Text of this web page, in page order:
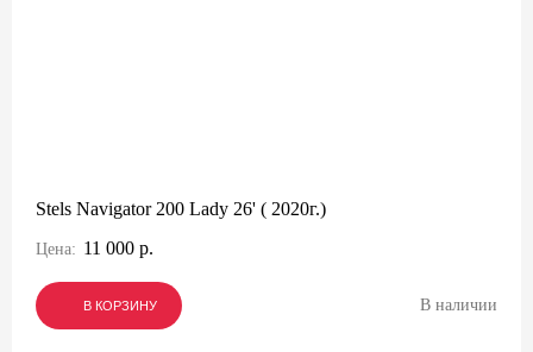
Stels Navigator 200 Lady 26' ( 2020г.)
Цена: 11 000 р.
В КОРЗИНУ
В КОРЗИНУ
В КОРЗИНУ В наличии